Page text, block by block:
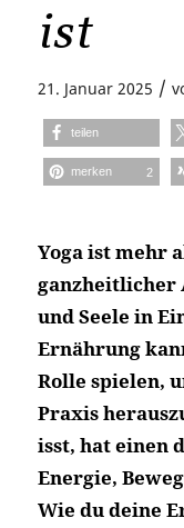
ist
21. Januar 2025 /
teilen
merken 2
Yoga ist mehr
ganzheitlicher
und Seele in
Ernährung
Rolle spielen,
Praxis
isst, hat einen
Energie,
Wie du deine